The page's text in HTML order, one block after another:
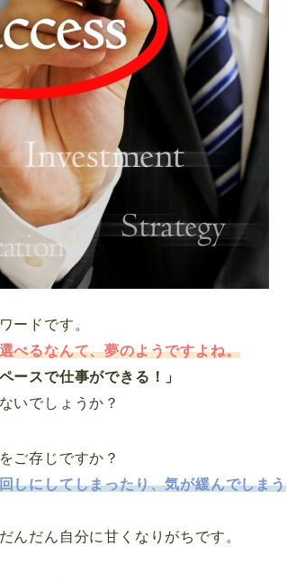
ードです。
べるなんて、夢のようですよね。
ースで仕事ができる！」
いでしょうか？
ご存じですか？
しにしてしまったり、気が緩んでしまう
んだん自分に甘くなりがちです。